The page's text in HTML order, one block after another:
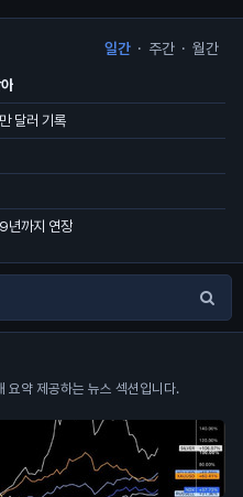
일간 · 주간 · 월간
달러 기록
년까지 연장
요약 제공하는 뉴스 섹션입니다.